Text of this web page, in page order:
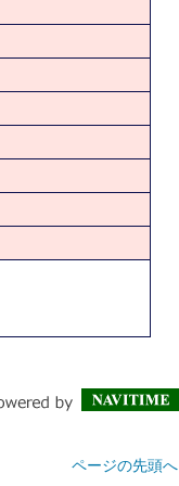
ページの先頭へ